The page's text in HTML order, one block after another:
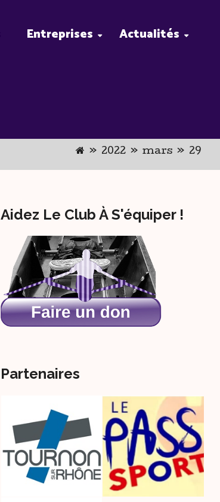
Entreprises Actualités
» 2022 » mars » 29
Aidez Le Club À S'équiper !
Partenaires